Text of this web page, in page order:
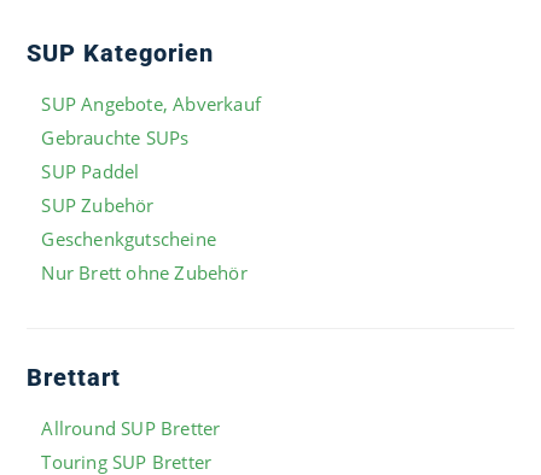
SUP Kategorien
SUP Angebote, Abverkauf
Gebrauchte SUPs
SUP Paddel
SUP Zubehör
Geschenkgutscheine
Nur Brett ohne Zubehör
Brettart
Allround SUP Bretter
Touring SUP Bretter